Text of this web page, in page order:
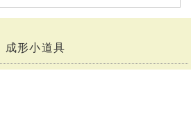
成形小道具